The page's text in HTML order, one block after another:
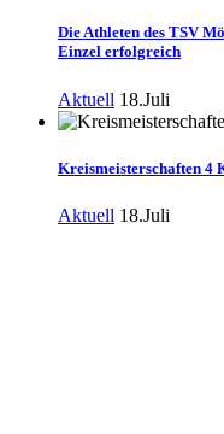
Die Athleten des TSV
Einzel erfolgreich
Aktuell 18.Juli
Kreismeisterschaften 4
Aktuell 18.Juli